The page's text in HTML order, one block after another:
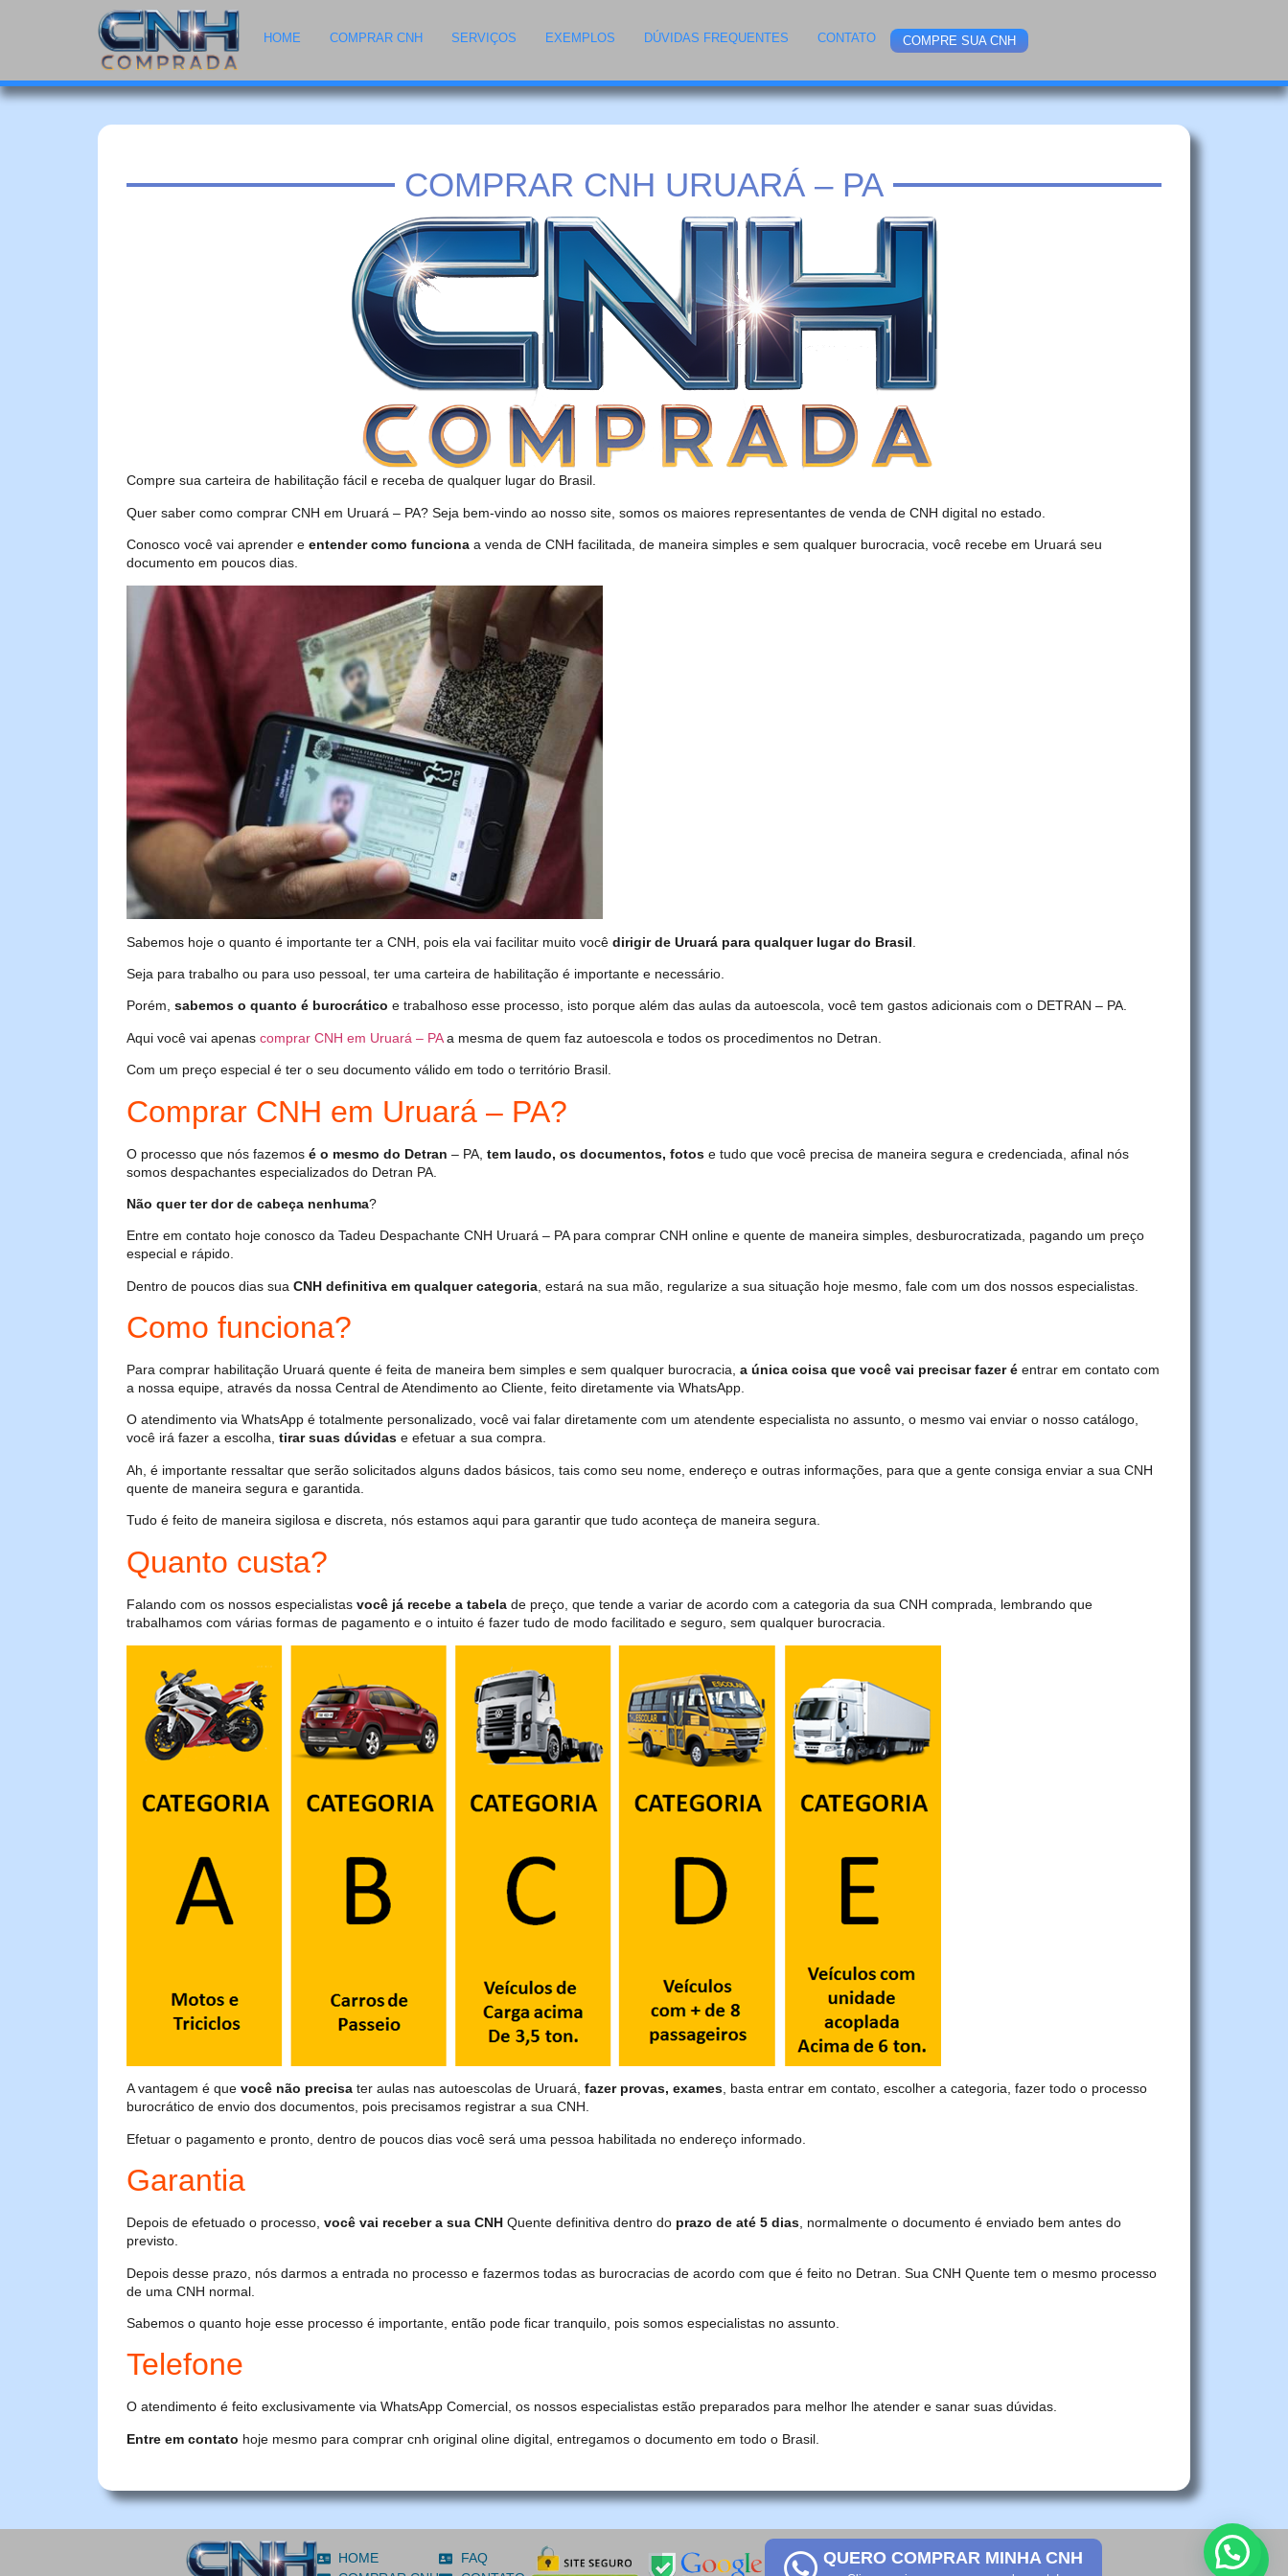
HOME COMPRAR CNH SERVIÇOS EXEMPLOS DÚVIDAS FREQUENTES CONTATO COMPRE SUA CNH
COMPRAR CNH URUARÁ – PA
Compre sua carteira de habilitação fácil e receba de qualquer lugar do Brasil.
Quer saber como comprar CNH em Uruará – PA? Seja bem-vindo ao nosso site, somos os maiores representantes de venda de CNH digital no estado.
Conosco você vai aprender e entender como funciona a venda de CNH facilitada, de maneira simples e sem qualquer burocracia, você recebe em Uruará seu
documento em poucos dias.
Sabemos hoje o quanto é importante ter a CNH, pois ela vai facilitar muito você dirigir de Uruará para qualquer lugar do Brasil
Seja para trabalho ou para uso pessoal, ter uma carteira de habilitação é importante e necessário.
Porém, sabemos o quanto é burocrático e trabalhoso esse processo, isto porque além das aulas da autoescola, você tem gastos adicionais com o DETRAN – PA.
Aqui você vai apenas comprar CNH em Uruará – PAa mesma de quem faz autoescola e todos os procedimentos no Detran.
Com um preço especial é ter o seu documento válido em todo o território Brasil.
Comprar CNH em Uruará – PA?
O processo que nós fazemos é o mesmo do Detran – PA, tem laudo, os documentos, fotos e tudo que você precisa de maneira segura e credenciada, afinal nós
somos despachantes especializados do Detran PA.
Não quer ter dor de cabeça nenhuma?
Entre em contato hoje conosco da Tadeu Despachante CNH Uruará – PA para comprar CNH online e quente de maneira simples, desburocratizada, pagando um preço
especial e rápido.
Dentro de poucos dias sua CNH definitiva em qualquer categoria , estará na sua mão, regularize a sua situação hoje mesmo, fale com um dos nossos especialistas.
Como funciona?
Para comprar habilitação Uruará quente é feita de maneira bem simples e sem qualquer burocracia, a única coisa que você vai precisar fazer é entrar em contato com
a nossa equipe, através da nossa Central de Atendimento ao Cliente, feito diretamente via WhatsApp.
O atendimento via WhatsApp é totalmente personalizado, você vai falar diretamente com um atendente especialista no assunto, o mesmo vai enviar o nosso catálogo,
você irá fazer a escolha, tirar suas dúvidas e efetuar a sua compra.
Ah, é importante ressaltar que serão solicitados alguns dados básicos, tais como seu nome, endereço e outras informações, para que a gente consiga enviar a sua CNH
quente de maneira segura e garantida.
Tudo é feito de maneira sigilosa e discreta, nós estamos aqui para garantir que tudo aconteça de maneira segura.
Quanto custa?
Falando com os nossos especialistas você já recebe a tabela de preço, que tende a variar de acordo com a categoria da sua CNH comprada, lembrando que
trabalhamos com várias formas de pagamento e o intuito é fazer tudo de modo facilitado e seguro, sem qualquer burocracia.
A vantagem é que você não precisa ter aulas nas autoescolas de Uruará, fazer provas, exames, basta entrar em contato, escolher a categoria, fazer todo o processo
burocrático de envio dos documentos, pois precisamos registrar a sua CNH.
Efetuar o pagamento e pronto, dentro de poucos dias você será uma pessoa habilitada no endereço informado.
Garantia
Depois de efetuado o processo, você vai receber a sua CNH Quente definitiva dentro do prazo de até 5 dias, normalmente o documento é enviado bem antes do
previsto.
Depois desse prazo, nós darmos a entrada no processo e fazermos todas as burocracias de acordo com que é feito no Detran. Sua CNH Quente tem o mesmo processo
de uma CNH normal.
Sabemos o quanto hoje esse processo é importante, então pode ficar tranquilo, pois somos especialistas no assunto.
Telefone
O atendimento é feito exclusivamente via WhatsApp Comercial, os nossos especialistas estão preparados para melhor lhe atender e sanar suas dúvidas.
Entre em contato hoje mesmo para comprar cnh original oline digital, entregamos o documento em todo o Brasil.
HOME
FAQ
QUERO COMPRAR MINHA CNH